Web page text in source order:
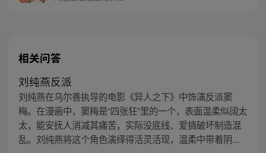
相关问答
刘纯燕反派
刘纯燕在乌尔善执导的电影《异人之下》中饰演反派窦
梅。在漫画中，窦梅是“四张狂”里的一个，表面温柔似阔太
太，能安抚人消减其痛苦，实际没底线、爱搞破坏制造混
乱。刘纯燕将这个角色演绎得活灵活现，温柔中带着阴...